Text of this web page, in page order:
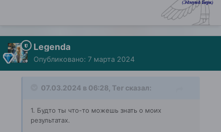
(Эдмунд Берк)
Legenda
Опубликовано: 7 марта 2024
07.03.2024 в 06:28, Ter сказал:
1. Будто ты что-то можешь знать о моих
результатах.